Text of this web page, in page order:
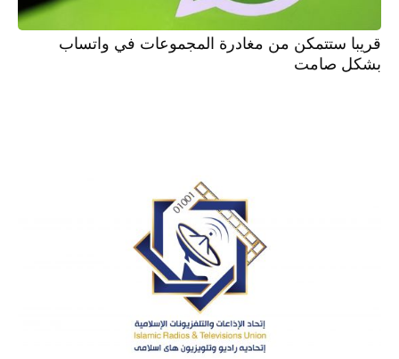
قريبا ستتمكن من مغادرة المجموعات في واتساب
بشكل صامت